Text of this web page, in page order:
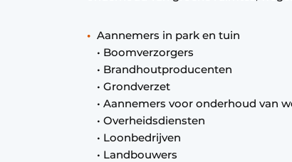
Aannemers in park en tuin
• Boomverzorgers
• Brandhoutproducenten
• Grondverzet
• Aannemers voor onderhoud van
• Overheidsdiensten
• Loonbedrijven
• Landbouwers